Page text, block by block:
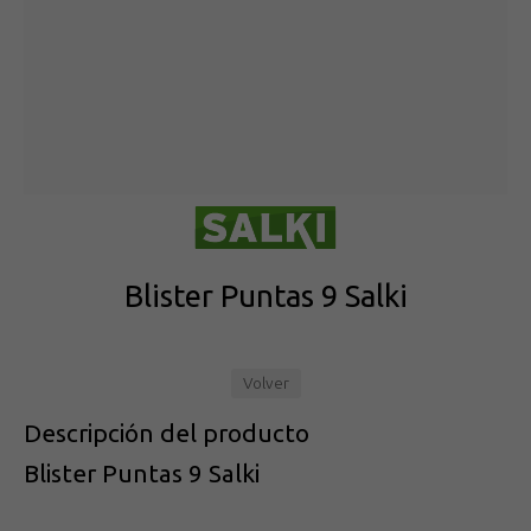
Blister Puntas 9 Salki
Volver
Descripción del producto
Blister Puntas 9 Salki